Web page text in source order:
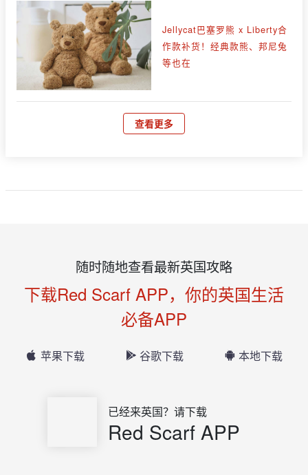
Jellycat巴塞罗熊 x Liberty合
作款补货！经典款熊、邦尼兔
等也在
查看更多
随时随地查看最新英国攻略
下载Red Scarf APP，你的英国生活
必备APP
苹果下载 谷歌下载 本地下载
已经来英国？请下载
Red Scarf APP